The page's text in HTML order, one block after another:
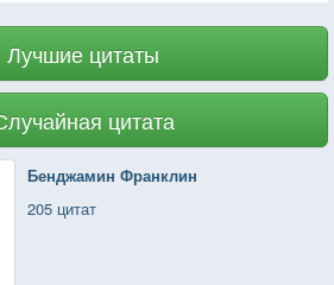
Лучшие цитаты
цитата
Бенджамин Франклин
205 цитат